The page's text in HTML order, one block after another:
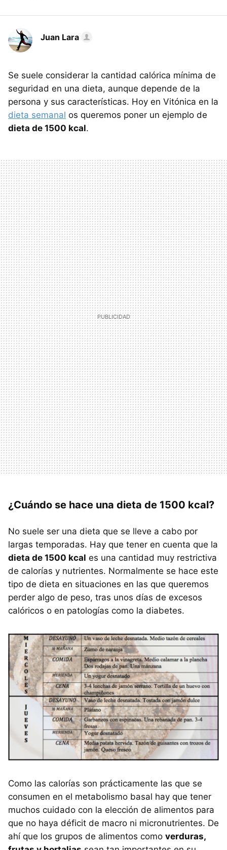
Juan Lara
Se suele considerar la cantidad calórica mínima de
seguridad en una dieta, aunque depende de la
persona y sus características. Hoy en Vitónica en la
dieta semanal os queremos poner un ejemplo de
dieta de 1500 kcal.
¿Cuándo se hace una dieta de 1500 kcal?
No suele ser una dieta que se lleve a cabo por
largas temporadas. Hay que tener en cuenta que la
dieta de 1500 kcal es una cantidad muy restrictiva
de calorías y nutrientes. Normalmente se hace este
tipo de dieta en situaciones en las que queremos
perder algo de peso, tras unos días de excesos
calóricos o en patologías como la diabetes.
Como las calorías son prácticamente las que se
consumen en el metabolismo basal hay que tener
muchos cuidado con la elección de alimentos para
que no haya déficit de macro ni micronutrientes. De
ahí que los grupos de alimentos como verduras,